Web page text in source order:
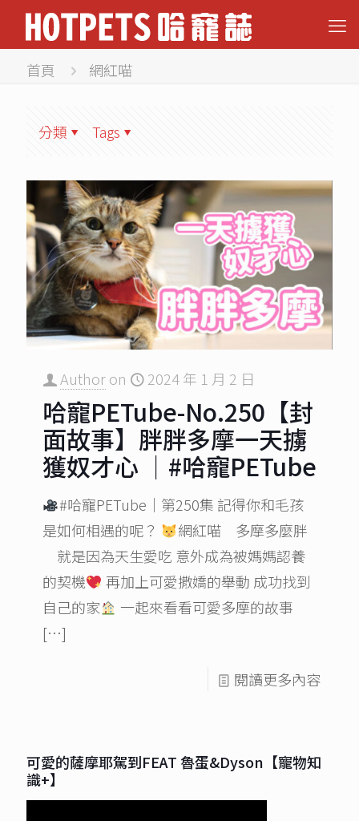
首頁 網紅喵
分類 Tags
Authoron 2024 年 1 月 2 日
哈寵PETube-No.250【封
面故事】胖胖多摩一天擄
獲奴才心 ｜#哈寵PETube
#哈寵PETube｜第250集 記得你和毛孩
是如何相遇的呢？
網紅喵 多摩多麼胖
就是因為天生愛吃 意外成為被媽媽認養
的契機
再加上可愛撒嬌的舉動 成功找到
自己的家
一起來看看可愛多摩的故事
[…]
閱讀更多內容
可愛的薩摩耶駕到FEAT 魯蛋&Dyson【寵物知
識+】